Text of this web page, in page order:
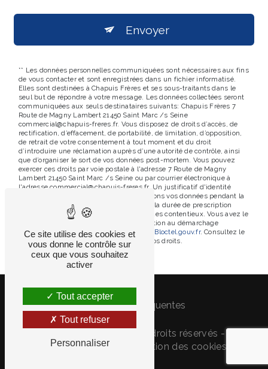
Envoyer
** Les données personnelles communiquées sont nécessaires aux fins
de vous contacter et sont enregistrées dans un fichier informatisé.
Elles sont destinées à Chapuis Frères et ses sous-traitants dans le
seul but de répondre à votre message. Les données collectées seront
communiquées aux seuls destinataires suivants: Chapuis Frères 7
Route de Magny Lambert 21450 Saint Marc /s Seine
commercial@chapuis-freres.fr. Vous disposez de droits d’accès, de
rectification, d’effacement, de portabilité, de limitation, d’opposition,
de retrait de votre consentement à tout moment et du droit
d’introduire une réclamation auprès d’une autorité de contrôle, ainsi
que d’organiser le sort de vos données post-mortem. Vous pouvez
exercer ces droits par voie postale à l'adresse 7 Route de Magny
Lambert 21450 Saint Marc /s Seine ou par courrier électronique à
l'adresse commercial@chapuis-freres.fr. Un justificatif d'identité
pourra vous être demandé. Nous conservons vos données pendant la
période de prise de contact puis pendant la durée de prescription
légale aux fins probatoires et de gestion des contentieux. Vous avez le
droit de vous inscrire sur la liste d'opposition au démarchage
téléphonique, disponible à cette adresse:
Bloctel.gouv.fr. Consultez le
site cnil.fr pour plus d’informations sur vos droits.
Recherches fréquentes
- 2026 - Tous droits réservés -
Mentions légales
Gestion des cookies
Ce site utilise des cookies et
vous donne le contrôle sur
ceux que vous souhaitez
activer
Tout accepter
Tout refuser
Personnaliser